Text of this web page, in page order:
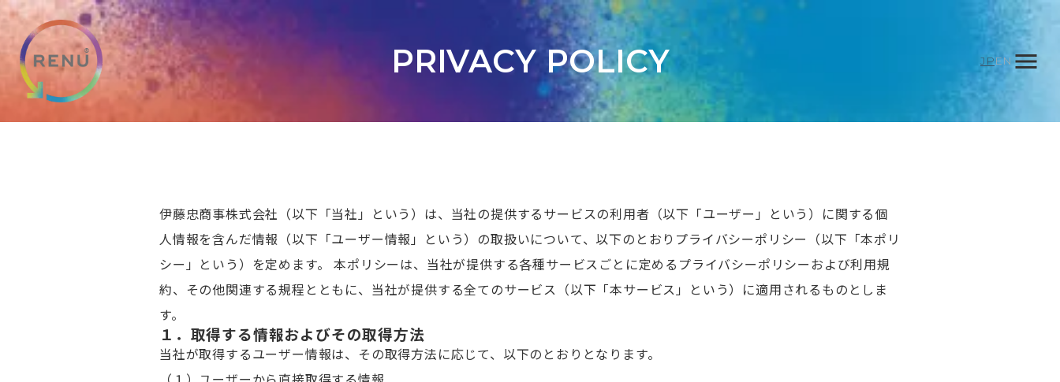
JPENmenu
PRIVACY POLICY
伊藤忠商事株式会社（以下「当社」という）は、当社の提供するサービスの利用者（以下「ユーザー」という）に関する個
人情報を含んだ情報（以下「ユーザー情報」という）の取扱いについて、以下のとおりプライバシーポリシー（以下「本ポリ
シー」という）を定めます。 本ポリシーは、当社が提供する各種サービスごとに定めるプライバシーポリシーおよび利用規
約、その他関連する規程とともに、当社が提供する全てのサービス（以下「本サービス」という）に適用されるものとしま
す。
１．取得する情報およびその取得方法
当社が取得するユーザー情報は、その取得方法に応じて、以下のとおりとなります。